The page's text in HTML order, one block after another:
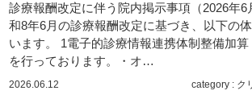
診療報酬改定に伴う院内掲示事項（2026年6
和8年6月の診療報酬改定に基づき、以下の
います。 1電子的診療情報連携体制整備加
を行っております。・オ…
2026.06.12 category : ク